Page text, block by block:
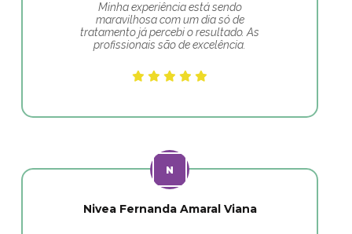
Minha experiência está sendo
maravilhosa com um dia só de
tratamento já percebi o resultado. As
profissionais são de excelência.
Nivea Fernanda Amaral Viana